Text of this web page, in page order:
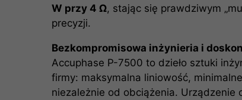
W przy 4 Ω, stając się prawdziwym
precyzji.
Bezkompromisowa inżynieria i
Accuphase P-7500 to dzieło sztuki
firmy: maksymalna liniowość,
niezależnie od obciążenia. Urządzenie